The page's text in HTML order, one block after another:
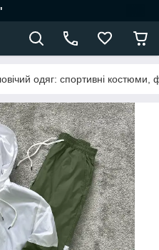
одяг: спортивні